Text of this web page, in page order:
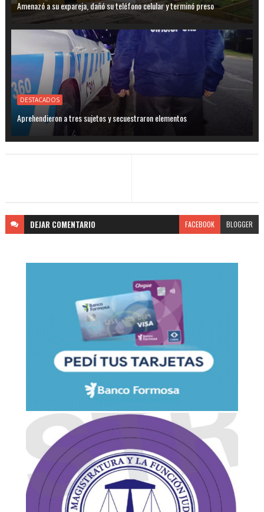
Amenazó a su expareja, dañó su teléfono celular y terminó preso
DESTACADOS
Aprehendieron a tres sujetos y secuestraron elementos
DEJAR COMENTARIO FACEBOOK BLOGGER